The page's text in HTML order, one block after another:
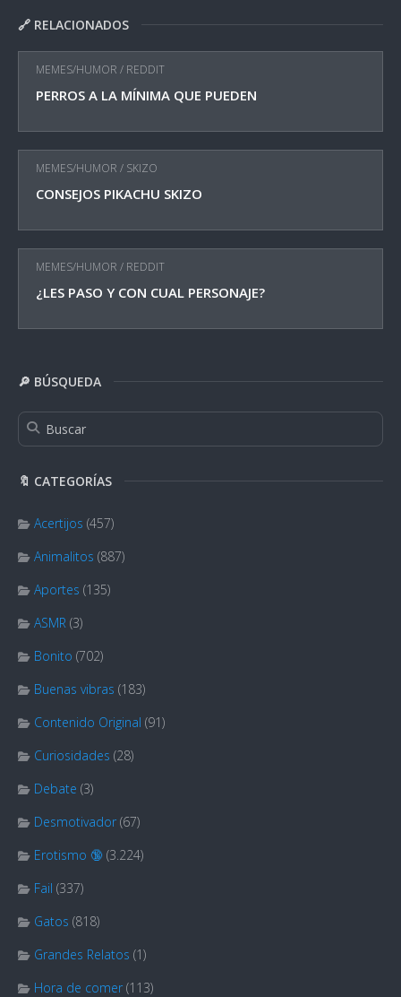
🔗 RELACIONADOS
MEMES/HUMOR / REDDIT
PERROS A LA MÍNIMA QUE PUEDEN
MEMES/HUMOR / SKIZO
CONSEJOS PIKACHU SKIZO
MEMES/HUMOR / REDDIT
¿LES PASO Y CON CUAL PERSONAJE?
🔎 BÚSQUEDA
🔖 CATEGORÍAS
Acertijos (457)
Animalitos (887)
Aportes (135)
ASMR (3)
Bonito (702)
Buenas vibras (183)
Contenido Original (91)
Curiosidades (28)
Debate (3)
Desmotivador (67)
Erotismo 🔞 (3.224)
Fail (337)
Gatos (818)
Grandes Relatos (1)
Hora de comer (113)